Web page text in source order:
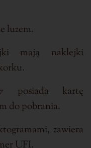
luzem.
mają naklejki
posiada kartę
do pobrania.
zawiera
UFI.